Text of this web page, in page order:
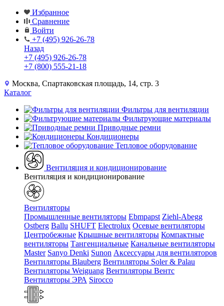
Избранное
Сравнение
Войти
+7 (495) 926-26-78
Назад
+7 (495) 926-26-78
+7 (800) 555-21-18
Москва, Спартаковская площадь, 14, стр. 3
Каталог
Фильтры для вентиляции
Фильтрующие материалы
Приводные ремни
Кондиционеры
Тепловое оборудование
Вентиляция и кондиционирование
Вентиляция и кондиционирование
Вентиляторы
Промышленные вентиляторы Ebmpapst Ziehl-Abegg
Ostberg Ballu SHUFT Electrolux Осевые вентиляторы
Центробежные Крышные вентиляторы Компактные
вентиляторы Тангенциальные Канальные вентиляторы
Master Sanyo Denki Sunon Аксессуары для вентиляторов
Вентиляторы Blauberg Вентиляторы Soler & Palau
Вентиляторы Weiguang Вентиляторы Вентс
Вентиляторы ЭРА Sirocco